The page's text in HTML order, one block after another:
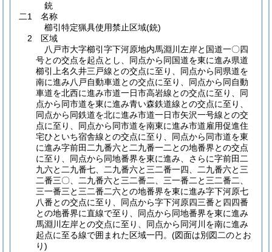
銃
二1 名称
櫛引特定猟具使用禁止区域(銃)
2 区域
八戸市大字櫛引字下河原地内馬淵川左岸と国道一〇四
号との交点を起点とし、同点から同国道を東に進み県道
櫛引上名久井三戸線との交点に至り、同点から同県道を
南に進み八戸自動車道との交点に至り、同点から同自動
車道を北西に進み市道一日市高岩線との交点に至り、同
点から同市道を東に進み青い森鉄道線との交点に至り、
同点から同鉄道を北に進み市道一日市矢沢一号線との交
点に至り、同点から同市道を南東に進み市道雇用促進住
宅ひといち宿舎線との交点に至り、同点から同市道を東
に進み字前田二九番六と二九番一二との地番界との交点
に至り、同点から同地番界を東に進み、さらに字前田二
九六と二九番七、二九番六と三二番一四、二九番六と三
二番三〇、二九番六と三二番二、三一番二と三二番二、
三一番三と三二番二六との地番界を東に進み字下河原七
八番との交点に至り、同点から字下河原四三番と四四番
との地番界に直線で至り、同点から同地番界を東に進み
馬淵川左岸との交点に至り、同点から同河川を南に進み
起点に至る線で囲まれた区域一円。 (図面は別図二のとお
り)